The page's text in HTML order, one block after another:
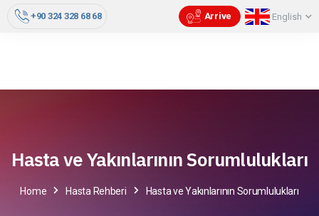
+90 324 328 68 68 Arrive English
Hasta ve Yakınlarının Sorumlulukları
Home Hasta Rehberi Hasta ve Yakınlarının Sorumlulukları